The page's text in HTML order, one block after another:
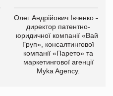
Олег Андрійович Івченко —
директор патентно-
юридичної компанії «Вайз
Груп», консалтингової
компанії «Парето» та
маркетингової агенції
Myka Agency.